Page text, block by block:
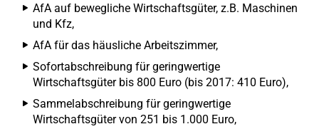
AfA auf bewegliche Wirtschaftsgüter, z.B. Maschinen
und Kfz,
AfA für das häusliche Arbeitszimmer,
Sofortabschreibung für geringwertige
Wirtschaftsgüter bis 800 Euro (bis 2017: 410 Euro),
Sammelabschreibung für geringwertige
Wirtschaftsgüter von 251 bis 1.000 Euro,